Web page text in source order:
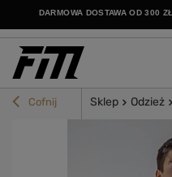
DARMOWA DOSTAWA OD 300 ZŁ
Cofnij Sklep Odzież